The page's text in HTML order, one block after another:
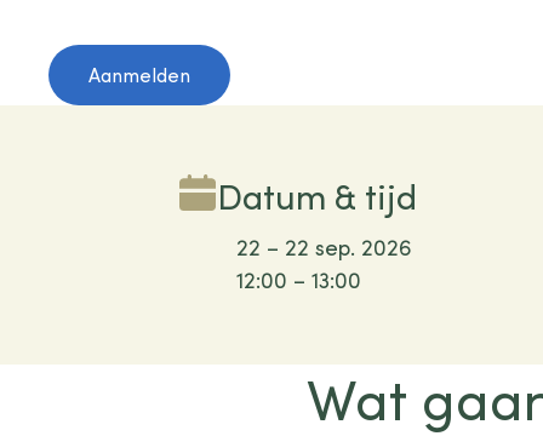
Aanmelden
Datum & tijd
22 – 22 sep. 2026
12:00 – 13:00
Wat